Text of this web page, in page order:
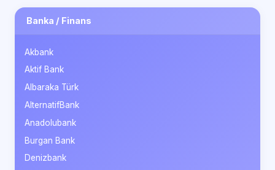
Banka / Finans
Akbank
Aktif Bank
Albaraka Türk
AlternatifBank
Anadolubank
Burgan Bank
Denizbank